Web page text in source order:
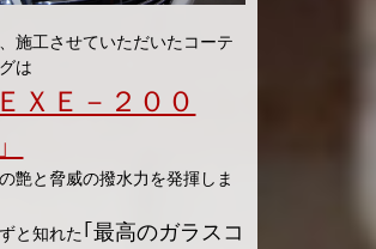
施工させていただいたコーテ
は
ＥＸＥ－２００
艶と脅威の撥水力を発揮しま
と知れた｢最高のガラスコ